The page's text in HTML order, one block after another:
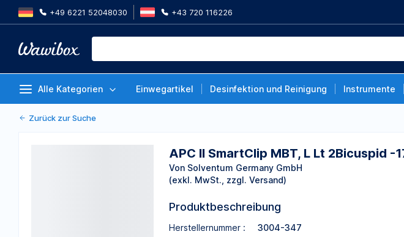
+49 6221 52048030 +43 720 116226
Alle Kategorien Einwegartikel Desinfektion und Reinigung Instrumente
APC II SmartClip MBT, L Lt 2Bicuspid -17T/2A 022, 1
Zurück zur Suche
APC II SmartClip MBT, L Lt 2Bicuspid -
Von Solventum Germany GmbH
(exkl. MwSt., zzgl. Versand)
Produktbeschreibung
Herstellernummer :
3004-347